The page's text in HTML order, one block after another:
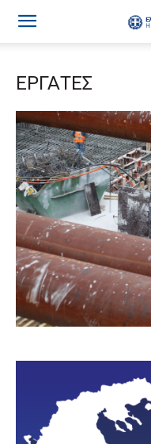
ΕΡΓΑΤΕΣ